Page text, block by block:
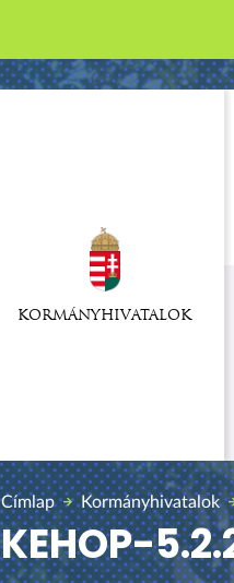
KORMÁNYHIVATALOK
Címlap Kormányhivatalok
KEHOP-